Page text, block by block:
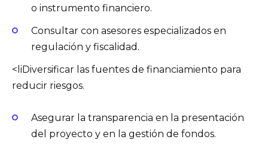
o instrumento financiero.
Consultar con asesores especializados en
regulación y fiscalidad.
<liDiversificar las fuentes de financiamiento para
reducir riesgos.
Asegurar la transparencia en la presentación
del proyecto y en la gestión de fondos.